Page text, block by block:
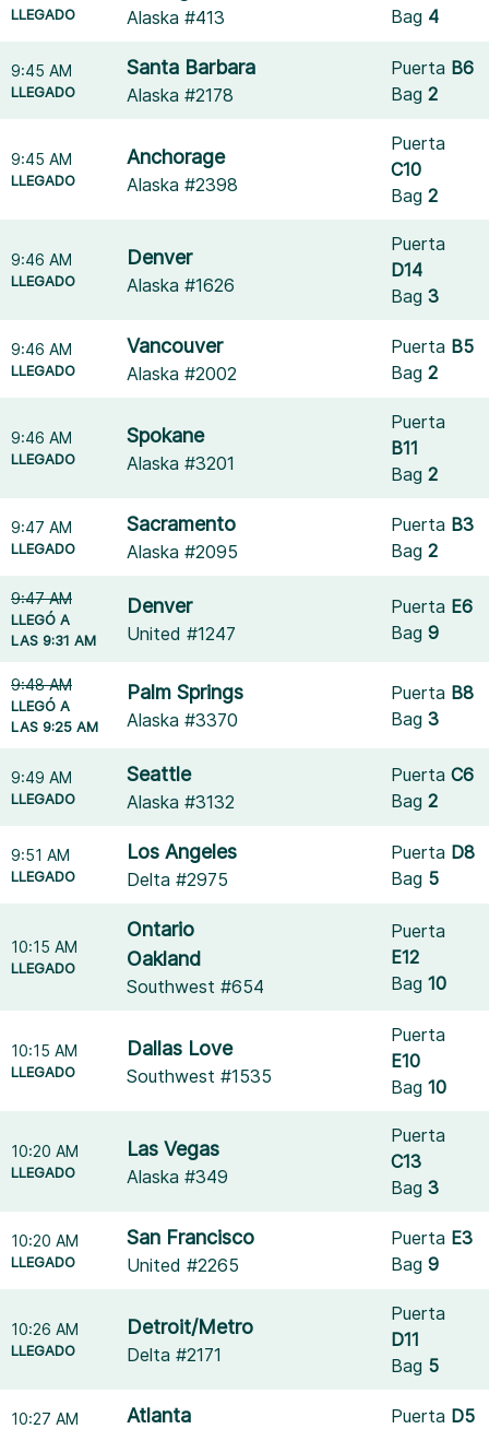
LLEGADO Alaska #413
Bag 4
9:45 AM
LLEGADO
Santa Barbara
Alaska #2178
Puerta B6
Bag2
9:45 AM
LLEGADO
Anchorage
Alaska #2398
Puerta
C10
Bag2
9:46 AM
LLEGADO
Denver
Alaska #1626
Puerta
D14
Bag3
9:46 AM
LLEGADO
Vancouver
Alaska #2002
Puerta B5
Bag2
9:46 AM
LLEGADO
Spokane
Alaska #3201
Puerta
B11
Bag2
9:47 AM
LLEGADO
Sacramento
Alaska #2095
Puerta B3
Bag2
9:47 AM
LLEGÓ A
LAS 9:31 AM
Denver
United #1247
Puerta E6
Bag9
9:48 AM
LLEGÓ A
LAS 9:25 AM
Palm Springs
Alaska #3370
Puerta B8
Bag3
9:49 AM
LLEGADO
Seattle
Alaska #3132
PuertaC6
Bag2
9:51 AM
LLEGADO
Los Angeles
Delta #2975
Puerta D8
Bag 5
10:15 AM
LLEGADO
Ontario
Oakland
Southwest #654
Puerta
E12
Bag10
10:15 AM
LLEGADO
Dallas Love
Southwest #1535
Puerta
E10
Bag10
10:20 AM
LLEGADO
Las Vegas
Alaska #349
Puerta
C13
Bag3
10:20 AM
LLEGADO
San Francisco
United #2265
Puerta E3
Bag9
10:26 AM
LLEGADO
Detroit/Metro
Delta #2171
Puerta
D11
Bag 5
10:27 AM Atlanta Puerta D5